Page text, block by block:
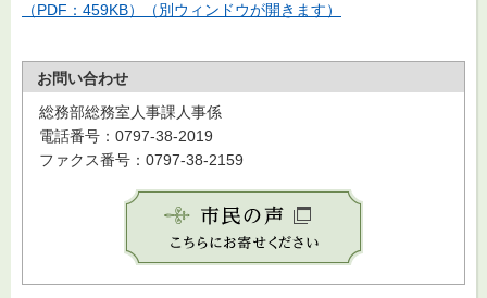
（PDF：459KB）（別ウィンドウが開きます）
お問い合わせ
総務部総務室人事課人事係
電話番号：0797-38-2019
ファクス番号：0797-38-2159